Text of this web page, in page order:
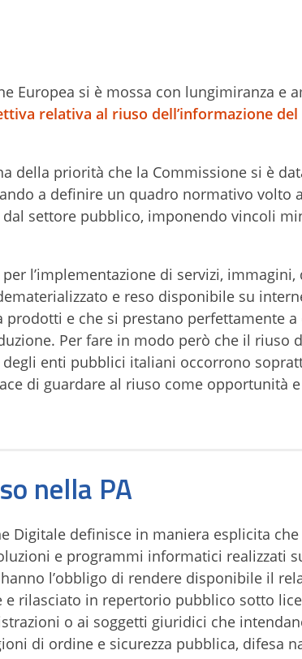
Europea si è mossa con lungimiranza e
relativa al riuso dell’informazione
della priorità che la Commissione si è
a definire un quadro normativo volto a
settore pubblico, imponendo vincoli
l’implementazione di servizi, immagini,
e reso disponibile su
e che si prestano perfettamente a
Per fare in modo però che il riuso
enti pubblici italiani occorrono
di guardare al riuso come opportunità
nella PA
Digitale definisce in maniera esplicita che
e programmi informatici realizzati
l’obbligo di rendere disponibile il
rilasciato in repertorio pubblico sotto
o ai soggetti giuridici che
di ordine e sicurezza pubblica, difesa